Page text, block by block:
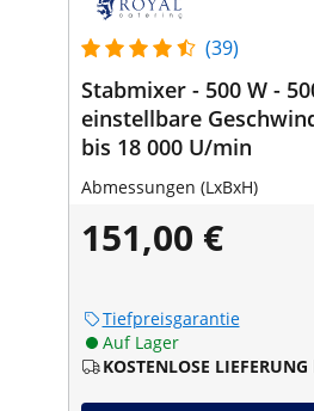
(39)
Stabmixer - 500 W -
einstellbare
bis 18 000 U/min
Abmessungen (LxBxH)
151,00 €
Tiefpreisgarantie
Auf Lager
KOSTENLOSE LIEFERUNG